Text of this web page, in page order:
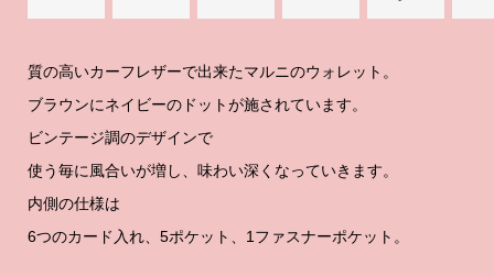
質の高いカーフレザーで出来たマルニのウォレット。
ブラウンにネイビーのドットが施されています。
ビンテージ調のデザインで
使う毎に風合いが増し、味わい深くなっていきます。
内側の仕様は
6つのカード入れ、5ポケット、1ファスナーポケット。